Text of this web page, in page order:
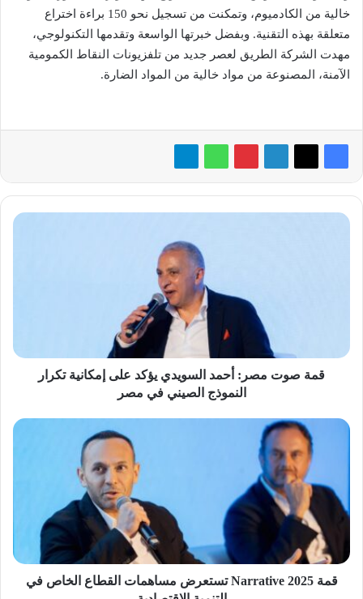
خالية من الكادميوم، وتمكنت من تسجيل نحو 150 براءة اختراع
متعلقة بهذه التقنية. وبفضل خبرتها الواسعة وتقدمها التكنولوجي،
مهدت الشركة الطريق لعصر جديد من تلفزيونات النقاط الكمومية
الآمنة، المصنوعة من مواد خالية من المواد الضارة.
قمة
تكرار
النموذج
مصر
قمة صوت مصر: أحمد السويدي يؤكد على إمكانية تكرار
النموذج الصيني في مصر
قمة
Narrative
مساهمات
القطاع
الخاص
التنمية
الاقتصادية
قمة Narrative 2025 تستعرض مساهمات القطاع الخاص في